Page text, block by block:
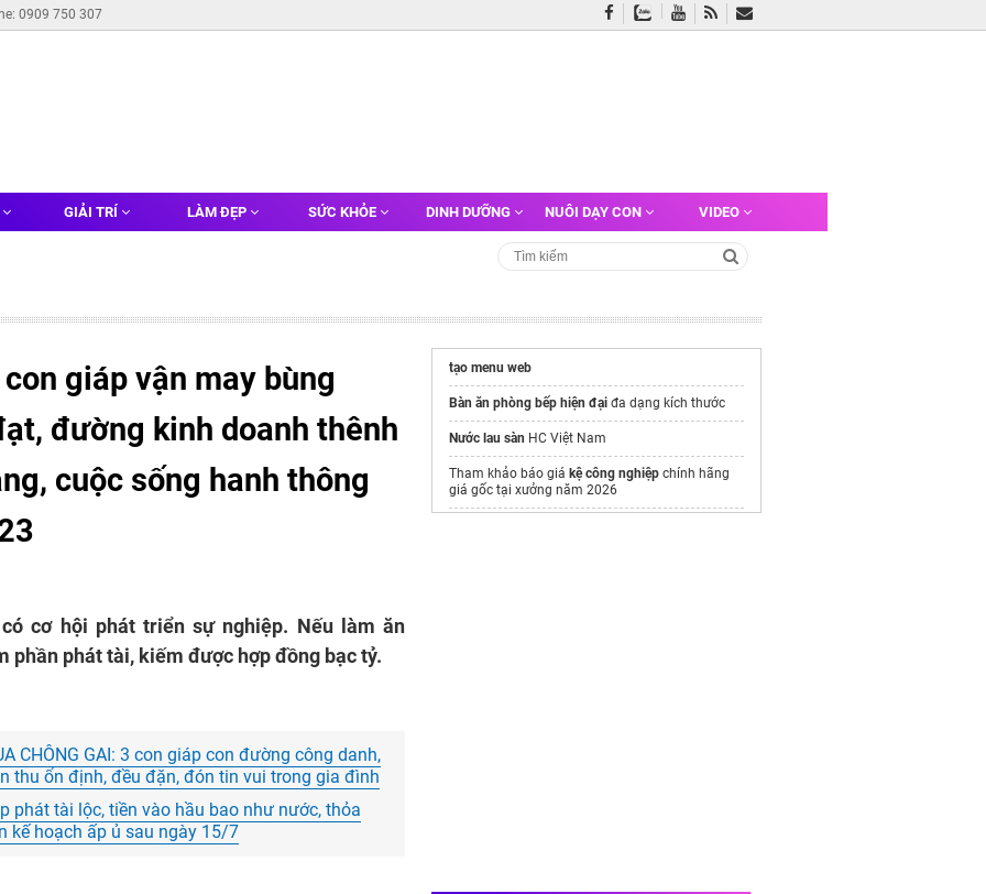
0909 750 307
GIẢI TRÍ LÀM ĐẸP SỨC KHỎE DINH DƯỠNG NUÔI DẠY CON VIDEO
giáp vận may bùng
đường kinh doanh thênh
cuộc sống hanh thông
cơ hội phát triển sự nghiệp. Nếu làm ăn
phần phát tài, kiếm được hợp đồng bạc tỷ.
CHÔNG GAI: 3 con giáp con đường công danh,
thu ổn định, đều đặn, đón tin vui trong gia đình
phát tài lộc, tiền vào hầu bao như nước, thỏa
kế hoạch ấp ủ sau ngày 15/7
tạo menu web
Bàn ăn phòng bếp hiện đại đa dạng kích thước
Nước lau sàn HC Việt Nam
Tham khảo báo giá kệ công nghiệp chính hãng
giá gốc tại xưởng năm 2026